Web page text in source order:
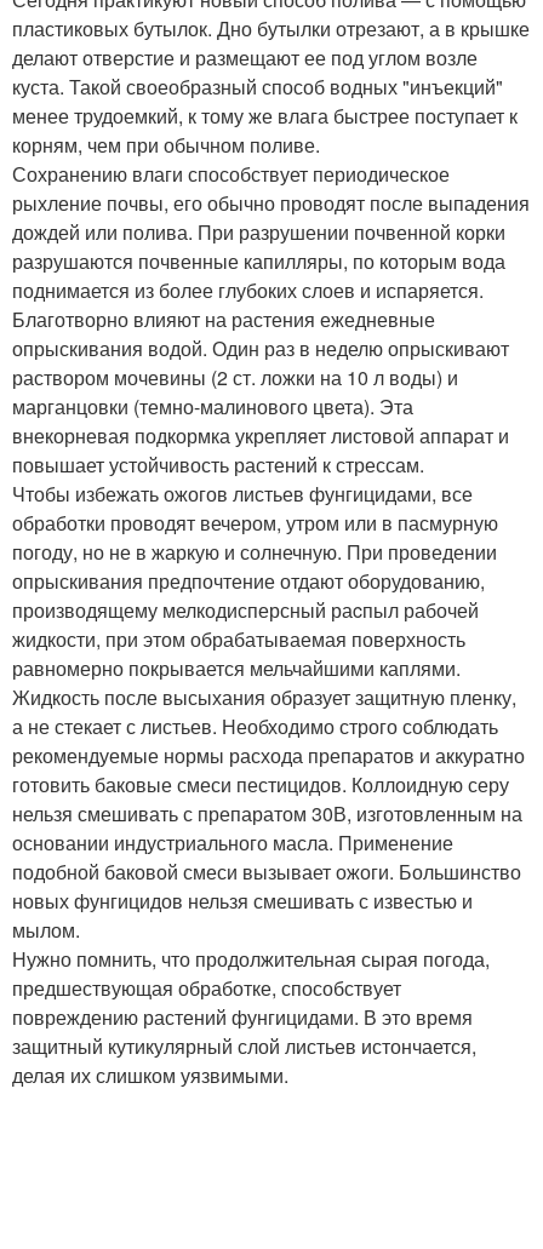
пластиковых бутылок. Дно бутылки отрезают, а в крышке
делают отверстие и размещают ее под углом возле
куста. Такой своеобразный способ водных "инъекций"
менее трудоемкий, к тому же влага быстрее поступает к
корням, чем при обычном поливе.
Сохранению влаги способствует периодическое
рыхление почвы, его обычно проводят после выпадения
дождей или полива. При разрушении почвенной корки
разрушаются почвенные капилляры, по которым вода
поднимается из более глубоких слоев и испаряется.
Благотворно влияют на растения ежедневные
опрыскивания водой. Один раз в неделю опрыскивают
раствором мочевины (2 ст. ложки на 10 л воды) и
марганцовки (темно-малинового цвета). Эта
внекорневая подкормка укрепляет листовой аппарат и
повышает устойчивость растений к стрессам.
Чтобы избежать ожогов листьев фунгицидами, все
обработки проводят вечером, утром или в пасмурную
погоду, но не в жаркую и солнечную. При проведении
опрыскивания предпочтение отдают оборудованию,
производящему мелкодисперсный раcпыл рабочей
жидкости, при этом обрабатываемая поверхность
равномерно покрывается мельчайшими каплями.
Жидкость после высыхания образует защитную пленку,
а не стекает с листьев. Необходимо строго соблюдать
рекомендуемые нормы расхода препаратов и аккуратно
готовить баковые смеси пестицидов. Коллоидную серу
нельзя смешивать с препаратом 30В, изготовленным на
основании индустриального масла. Применение
подобной баковой смеси вызывает ожоги. Большинство
новых фунгицидов нельзя смешивать с известью и
мылом.
Нужно помнить, что продолжительная сырая погода,
предшествующая обработке, способствует
повреждению растений фунгицидами. В это время
защитный кутикулярный слой листьев истончается,
делая их слишком уязвимыми.